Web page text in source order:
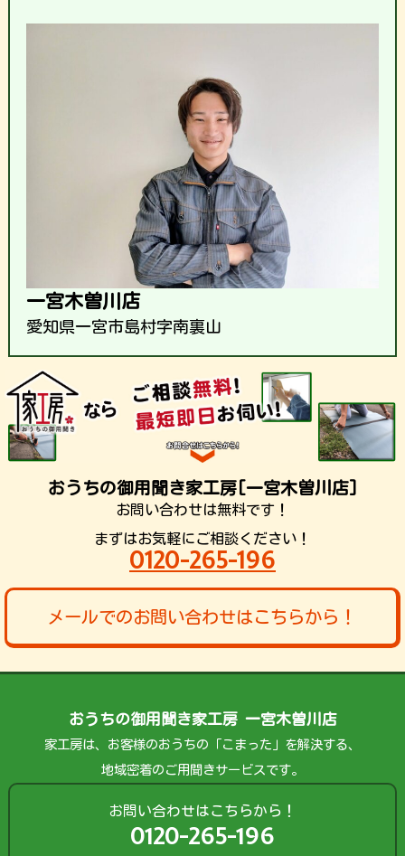
一宮木曽川店
愛知県一宮市島村字南裏山
おうちの御用聞き家工房[一宮木曽川店]
お問い合わせは無料です！
まずはお気軽にご相談ください！
0120-265-196
メールでのお問い合わせはこちらから！
おうちの御用聞き家工房 一宮木曽川店
家工房は、お客様のおうちの「こまった」を解決する、
地域密着のご用聞きサービスです。
お問い合わせはこちらから！
0120-265-196